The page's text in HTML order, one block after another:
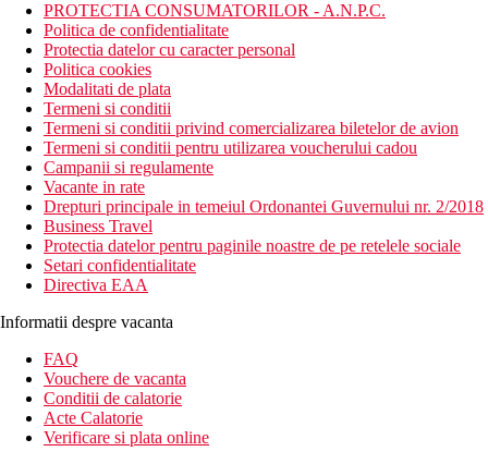
PROTECTIA CONSUMATORILOR - A.N.P.C.
Politica de confidentialitate
Protectia datelor cu caracter personal
Politica cookies
Modalitati de plata
Termeni si conditii
Termeni si conditii privind comercializarea biletelor de avion
Termeni si conditii pentru utilizarea voucherului cadou
Campanii si regulamente
Vacante in rate
Drepturi principale in temeiul Ordonantei Guvernului nr. 2/2018
Business Travel
Protectia datelor pentru paginile noastre de pe retelele sociale
Setari confidentialitate
Directiva EAA
Informatii despre vacanta
FAQ
Vouchere de vacanta
Conditii de calatorie
Acte Calatorie
Verificare si plata online